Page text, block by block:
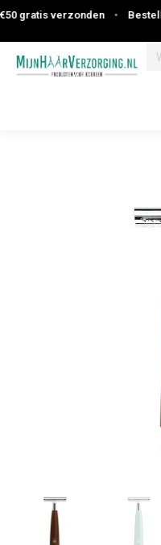
gratis verzonden •